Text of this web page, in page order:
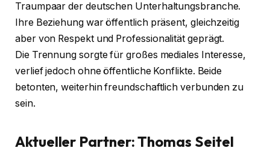
Traumpaar der deutschen Unterhaltungsbranche.
Ihre Beziehung war öffentlich präsent, gleichzeitig
aber von Respekt und Professionalität geprägt.
Die Trennung sorgte für großes mediales Interesse,
verlief jedoch ohne öffentliche Konflikte. Beide
betonten, weiterhin freundschaftlich verbunden zu
sein.
Aktueller Partner: Thomas Seitel